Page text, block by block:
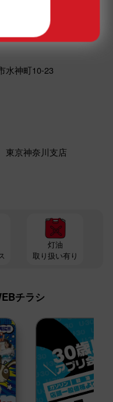
水神町10-23
京神奈川支店
灯油
取り扱い有り
チラシ